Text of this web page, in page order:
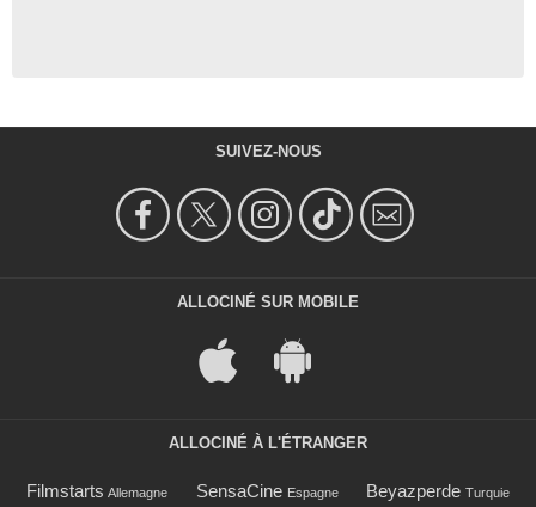
SUIVEZ-NOUS
ALLOCINÉ SUR MOBILE
ALLOCINÉ À L'ÉTRANGER
Filmstarts Allemagne SensaCine Espagne Beyazperde Turquie